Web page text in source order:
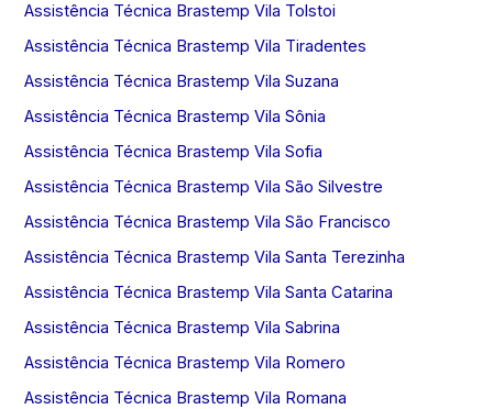
Assistência Técnica Brastemp Vila Tolstoi
Assistência Técnica Brastemp Vila Tiradentes
Assistência Técnica Brastemp Vila Suzana
Assistência Técnica Brastemp Vila Sônia
Assistência Técnica Brastemp Vila Sofia
Assistência Técnica Brastemp Vila São Silvestre
Assistência Técnica Brastemp Vila São Francisco
Assistência Técnica Brastemp Vila Santa Terezinha
Assistência Técnica Brastemp Vila Santa Catarina
Assistência Técnica Brastemp Vila Sabrina
Assistência Técnica Brastemp Vila Romero
Assistência Técnica Brastemp Vila Romana